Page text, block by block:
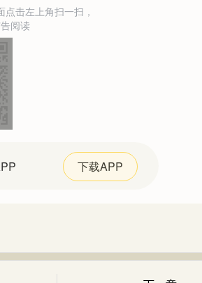
击左上角扫一扫，
阅读
下载APP